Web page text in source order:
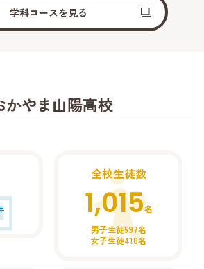
学科コースを見る
かやま山陽高校
全校生徒数
1,015名
男子生徒597名
女子生徒418名